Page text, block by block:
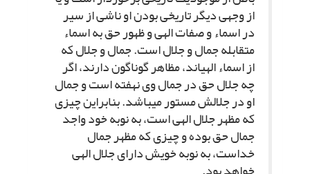
از وجهى دیگر تاریخى بودن او ناشى از سیر
در اسماء و صفات الهى و ظهور حق به اسماء
متقابله جمال و جلال است. جمال و جلال که
از اسماء الهى‏اند، مظاهر گوناگون دارند، اگر
چه جلال حق در جمال وى نهفته است و جمال
او در جلالش مستور مى‏باشد. بنابراین چیزى
که مظهر جلال الهى است، به نوبه خود واجد
جمال حق بوده و چیزى که مظهر جمال
خداست، به نوبه خویش داراى جلال الهى